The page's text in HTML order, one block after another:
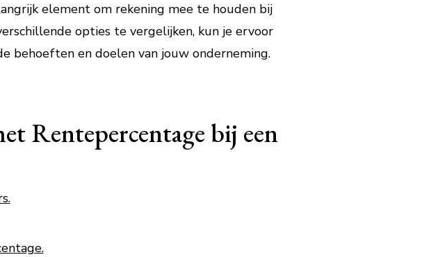
element om rekening mee te houden bij
opties te vergelijken, kun je ervoor
behoeften en doelen van jouw onderneming.
Rentepercentage bij een